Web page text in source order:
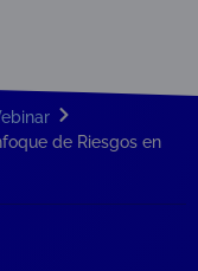
de Riesgos en